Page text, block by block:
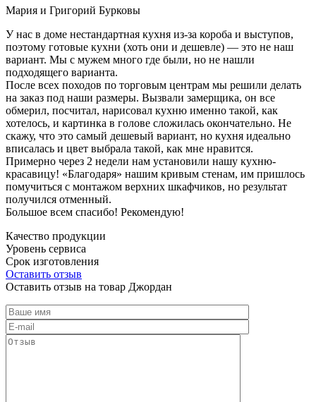
Мария и Григорий Бурковы
У нас в доме нестандартная кухня из-за короба и выступов,
поэтому готовые кухни (хоть они и дешевле) — это не наш
вариант. Мы с мужем много где были, но не нашли
подходящего варианта.
После всех походов по торговым центрам мы решили делать
на заказ под наши размеры. Вызвали замерщика, он все
обмерил, посчитал, нарисовал кухню именно такой, как
хотелось, и картинка в голове сложилась окончательно. Не
скажу, что это самый дешевый вариант, но кухня идеально
вписалась и цвет выбрала такой, как мне нравится.
Примерно через 2 недели нам установили нашу кухню-
красавицу! «Благодаря» нашим кривым стенам, им пришлось
помучиться с монтажом верхних шкафчиков, но результат
получился отменный.
Большое всем спасибо! Рекомендую!
Качество продукции
Уровень сервиса
Срок изготовления
Оставить отзыв
Оставить отзыв на товар Джордан